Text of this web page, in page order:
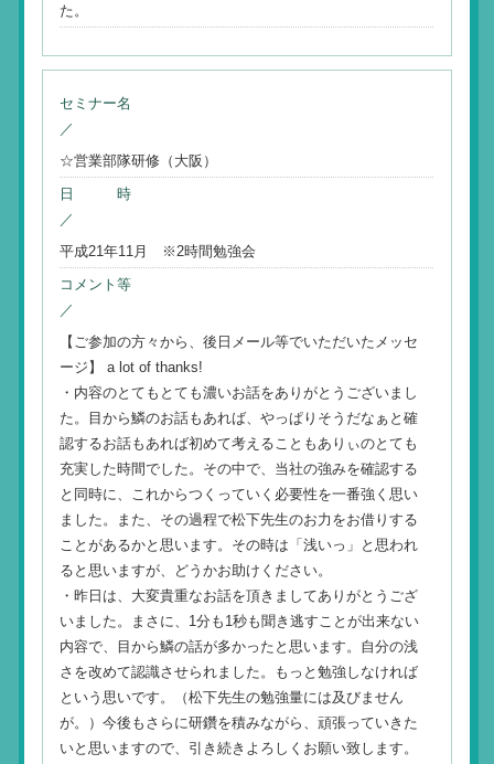
た。
セミナー名
／
☆営業部隊研修（大阪）
日 時
／
平成21年11月 ※2時間勉強会
コメント等
／
【ご参加の方々から、後日メール等でいただいたメッセ
ージ】 a lot of thanks!
・内容のとてもとても濃いお話をありがとうございまし
た。目から鱗のお話もあれば、やっぱりそうだなぁと確
認するお話もあれば初めて考えることもありぃのとても
充実した時間でした。その中で、当社の強みを確認する
と同時に、これからつくっていく必要性を一番強く思い
ました。また、その過程で松下先生のお力をお借りする
ことがあるかと思います。その時は「浅いっ」と思われ
ると思いますが、どうかお助けください。
・昨日は、大変貴重なお話を頂きましてありがとうござ
いました。まさに、1分も1秒も聞き逃すことが出来ない
内容で、目から鱗の話が多かったと思います。自分の浅
さを改めて認識させられました。もっと勉強しなければ
という思いです。（松下先生の勉強量には及びません
が。）今後もさらに研鑽を積みながら、頑張っていきた
いと思いますので、引き続きよろしくお願い致します。